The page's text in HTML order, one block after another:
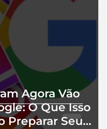
Agora Vão
O Que Isso
Preparar Seu